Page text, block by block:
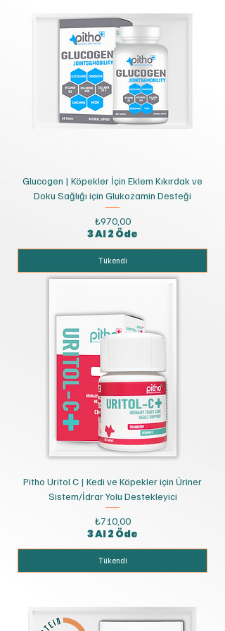
Glucogen | Köpekler İçin Eklem Kıkırdak ve
Doku Sağlığı için Glukozamin Desteği
Fiyat
₺970,00
3 Al 2 Öde
Tükendi
Pitho Uritol C | Kedi ve Köpekler için Üriner
Sistem/İdrar Yolu Destekleyici
Fiyat
₺710,00
3 Al 2 Öde
Tükendi